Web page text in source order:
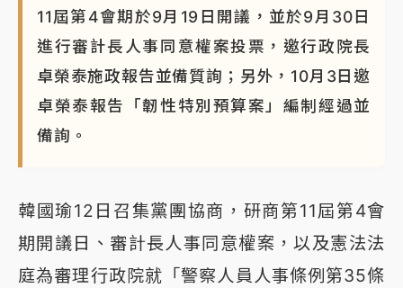
11屆第4會期於9月19日開議，並於9月30日
進行審計長人事同意權案投票，邀行政院長
卓榮泰施政報告並備質詢；另外，10月3日邀
卓榮泰報告「韌性特別預算案」編制經過並
備詢。
韓國瑜12日召集黨團協商，研商第11屆第4會
期開議日、審計長人事同意權案，以及憲法法
庭為審理行政院就「警察人員人事條例第35條